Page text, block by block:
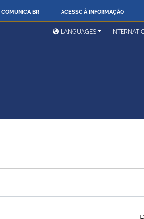
COMUNICA BR ACESSO À INFORMAÇÃO
Ministério das Relações
ExterioresLANGUAGES